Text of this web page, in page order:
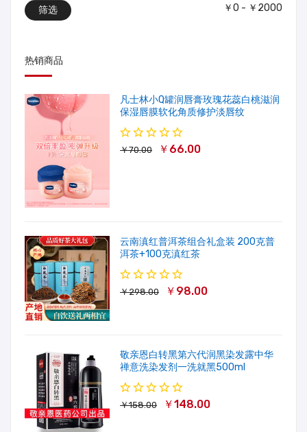
筛选 ￥0 - ￥2000
热销商品
凡士林小Q罐润唇膏玫瑰花蕊白桃滋润
保湿唇膜软化角质修护淡唇纹
￥70.00 ￥66.00
云南滇红普洱茶组合礼盒装 200克普
洱茶+100克滇红茶
￥298.00 ￥98.00
敬亲恩白转黑第六代润黑染发露中华
禅意洗染发剂一洗就黑500ml
￥158.00 ￥148.00